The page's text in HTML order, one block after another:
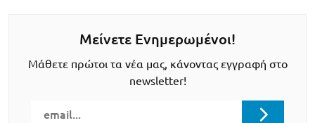
Μείνετε Ενημερωμένοι!
Μάθετε πρώτοι τα νέα μας, κάνοντας εγγραφή στο
newsletter!